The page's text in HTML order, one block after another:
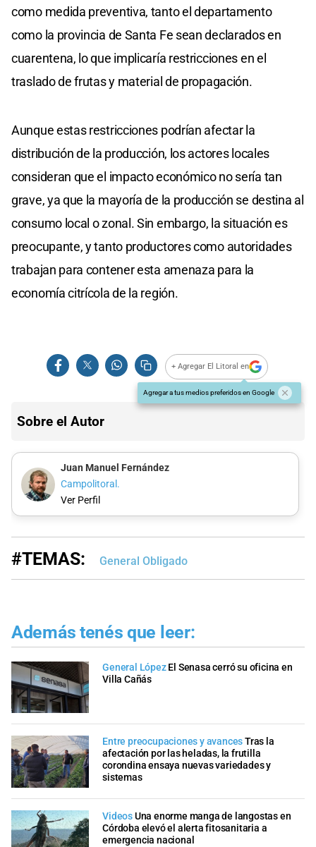
como medida preventiva, tanto el departamento
como la provincia de Santa Fe sean declarados en
cuarentena, lo que implicaría restricciones en el
traslado de frutas y material de propagación.
Aunque estas restricciones podrían afectar la
distribución de la producción, los actores locales
consideran que el impacto económico no sería tan
grave, ya que la mayoría de la producción se destina al
consumo local o zonal. Sin embargo, la situación es
preocupante, y tanto productores como autoridades
trabajan para contener esta amenaza para la
economía citrícola de la región.
+ Agregar El Litoral en
Agregar a tus medios preferidos en Google
Sobre el Autor
Juan Manuel Fernández
Campolitoral.
Ver Perfil
#TEMAS: General Obligado
Además tenés que leer:
General López El Senasa cerró su oficina en
Villa Cañás
Entre preocupaciones y avancesTras la
afectación por las heladas, la frutilla
corondina ensaya nuevas variedades y
sistemas
VideosUna enorme manga de langostas en
Córdoba elevó el alerta fitosanitaria a
emergencia nacional